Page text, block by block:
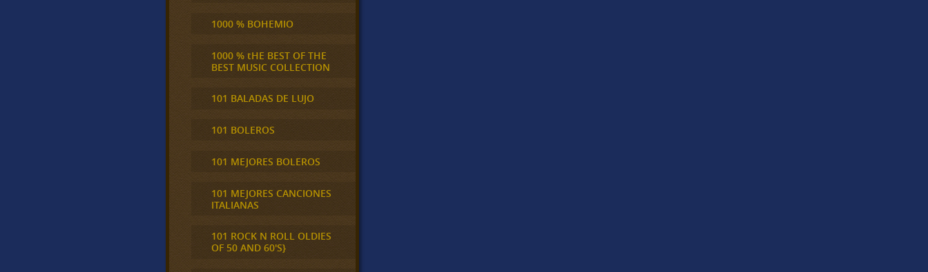
1000 % BOHEMIO
1000 % tHE BEST OF THE
BEST MUSIC COLLECTION
101 BALADAS DE LUJO
101 BOLEROS
101 MEJORES BOLEROS
101 MEJORES CANCIONES
ITALIANAS
101 ROCK N ROLL OLDIES
OF 50 AND 60'S}